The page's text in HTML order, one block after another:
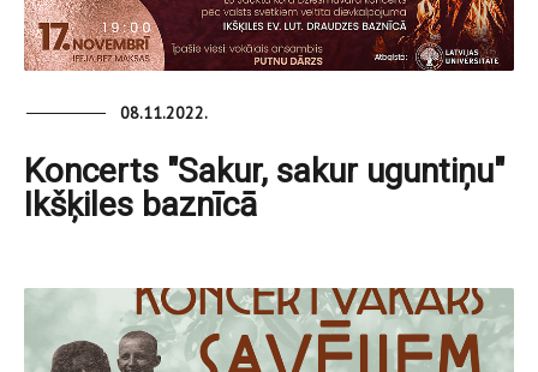
08.11.2022.
Koncerts "Sakur, sakur uguntiņu"
Ikšķiles baznīcā